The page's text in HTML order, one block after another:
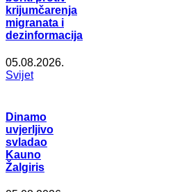
krijumčarenja
migranata i
dezinformacija
05.08.2026.
Svijet
Dinamo
uvjerljivo
svladao
Kauno
Žalgiris